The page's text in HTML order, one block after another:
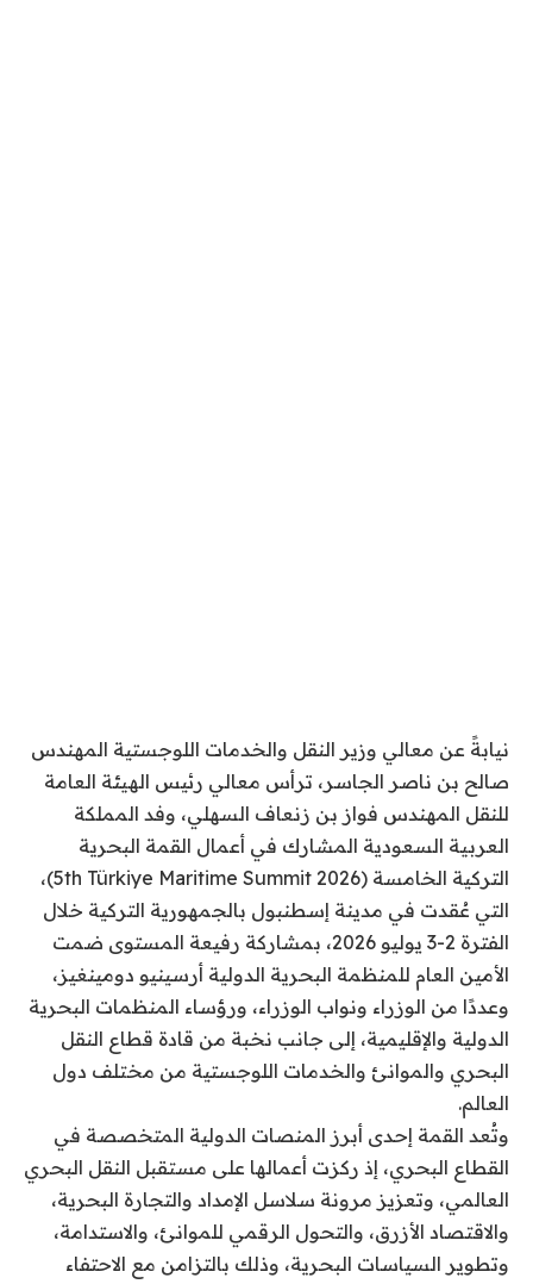
نيابةً عن معالي وزير النقل والخدمات اللوجستية المهندس
صالح بن ناصر الجاسر، ترأس معالي رئيس الهيئة العامة
للنقل المهندس فواز بن زنعاف السهلي، وفد المملكة
العربية السعودية المشارك في أعمال القمة البحرية
التركية الخامسة (5th Türkiye Maritime Summit 2026)،
التي عُقدت في مدينة إسطنبول بالجمهورية التركية خلال
الفترة 2-3 يوليو 2026، بمشاركة رفيعة المستوى ضمت
الأمين العام للمنظمة البحرية الدولية أرسينيو دومينغيز،
وعددًا من الوزراء ونواب الوزراء، ورؤساء المنظمات البحرية
الدولية والإقليمية، إلى جانب نخبة من قادة قطاع النقل
البحري والموانئ والخدمات اللوجستية من مختلف دول
العالم.
وتُعد القمة إحدى أبرز المنصات الدولية المتخصصة في
القطاع البحري، إذ ركزت أعمالها على مستقبل النقل البحري
العالمي، وتعزيز مرونة سلاسل الإمداد والتجارة البحرية،
والاقتصاد الأزرق، والتحول الرقمي للموانئ، والاستدامة،
وتطوير السياسات البحرية، وذلك بالتزامن مع الاحتفاء